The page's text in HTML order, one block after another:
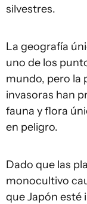
silvestres.
La geografía
uno de los
mundo, pero la
invasoras han
fauna y flora
en peligro.
Dado que las
monocultivo
que Japón